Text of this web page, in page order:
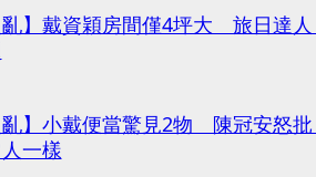
亂】戴資穎房間僅4坪大 旅日達
亂】小戴便當驚見2物 陳冠安怒
一樣